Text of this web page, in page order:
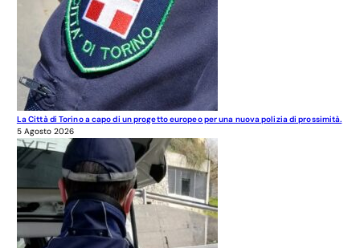
La Città di Torino a capo di un progetto europeo per una nuova polizia di prossimità.
5 Agosto 2026